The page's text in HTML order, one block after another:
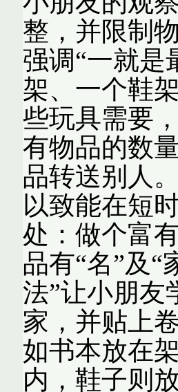
整，并限制
强调“一就是
架、一个鞋
些玩具需要
有物品的数
品转送别人
以致能在短
处：做个富
品有“名”及“
法”让小朋友
家，并贴上
如书本放在
内，鞋子则